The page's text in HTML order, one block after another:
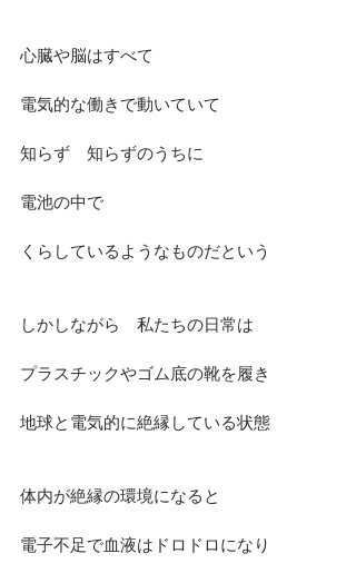
心臓や脳はすべて
電気的な働きで動いていて
知らず　知らずのうちに
電池の中で
くらしているようなものだという
しかしながら　私たちの日常は
プラスチックやゴム底の靴を履き
地球と電気的に絶縁している状態
体内が絶縁の環境になると
電子不足で血液はドロドロになり